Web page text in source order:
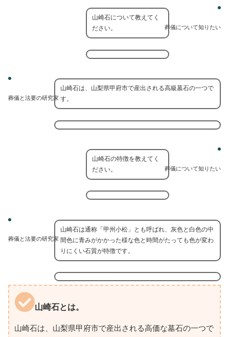
葬儀について知りたい
山崎石について教えてく
ださい。
葬儀と法要の研究家
山崎石は、山梨県甲府市で産出される高級墓石の一つで
す。
葬儀について知りたい
山崎石の特徴を教えてく
ださい。
葬儀と法要の研究家
山崎石は通称「甲州小松」とも呼ばれ、灰色と白色の中
間色に青みがかかった様な色と時間がたっても色が変わ
りにくい石質が特徴です。
山崎石とは。
山崎石は、山梨県甲府市で産出される高価な墓石の一つで